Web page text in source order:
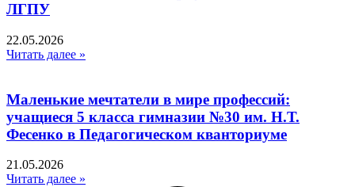
ЛГПУ
22.05.2026
Читать далее »
Маленькие мечтатели в мире профессий:
учащиеся 5 класса гимназии №30 им. Н.Т.
Фесенко в Педагогическом кванториуме
21.05.2026
Читать далее »